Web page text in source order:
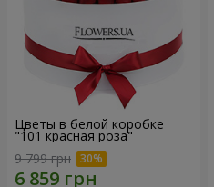
Цветы в белой коробке
"101 красная роза"
9 799 грн